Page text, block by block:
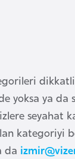
ya da
kategoriyi
da